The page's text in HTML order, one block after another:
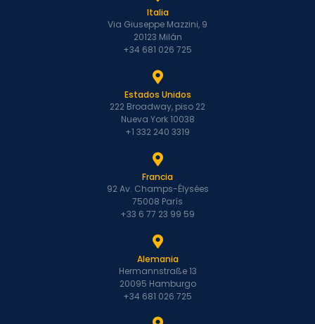
Italia
Via Giuseppe Mazzini, 9
20123 Milán
+34 681 026 725
Estados Unidos
222 Broadway, piso 22
Nueva York 10038
+1 332 240 3319
Francia
92 Av. Champs-Élysées
75008 París
+33 6 77 23 99 59
Alemania
Hermannstraße 13
20095 Hamburgo
+34 681 026 725